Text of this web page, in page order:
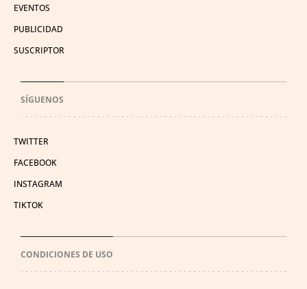
EVENTOS
PUBLICIDAD
SUSCRIPTOR
SÍGUENOS
TWITTER
FACEBOOK
INSTAGRAM
TIKTOK
CONDICIONES DE USO